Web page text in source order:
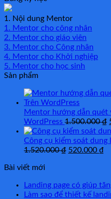
Triển
Giúp
Trẻ
Vượt
Qua
Khó
Khăn
lượng
1. Nội dung Mentor
1. Mentor cho công nhân
2. Mentor cho giáo viên
3. Mentor cho Công nhân
4. Mentor cho Khởi nghiệp
5. Mentor cho học sinh
Sản phẩm
Mentor hướng dẫn quét
WordPress 1.500.000₫
Công cụ kiểm soát
1.520.000₫ Giá
520.000 ₫
Bài viết mới
Landing page có giúp
Làm sao để thiết kế